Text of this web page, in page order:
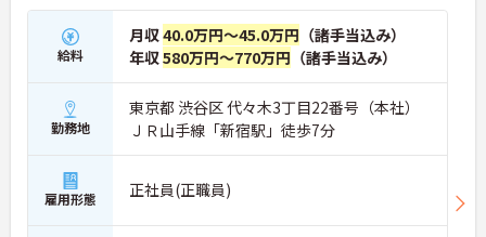
給料
月収40.0万円～45.0万円 （諸手当込み）
年収580万円～770万円 （諸手当込み）
勤務地
東京都 渋谷区 代々木3丁目22番号（本社）
ＪＲ山手線「新宿駅」徒歩7分
雇用形態 正社員(正職員)